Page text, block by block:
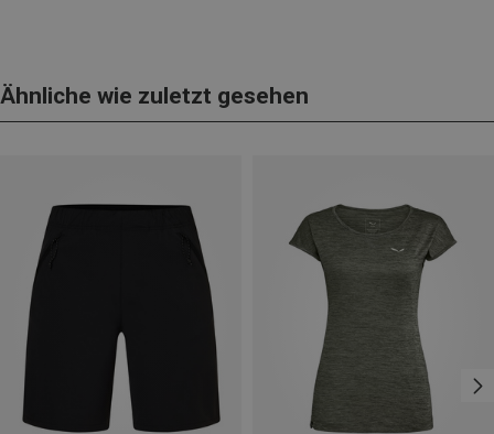
Ähnliche wie zuletzt gesehen